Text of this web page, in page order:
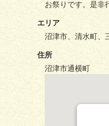
お祭りです。是非
エリア
沼津市、清水町、
住所
沼津市通横町